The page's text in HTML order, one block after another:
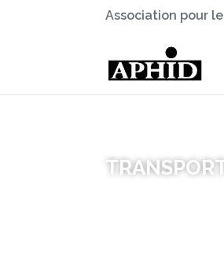
Association pour